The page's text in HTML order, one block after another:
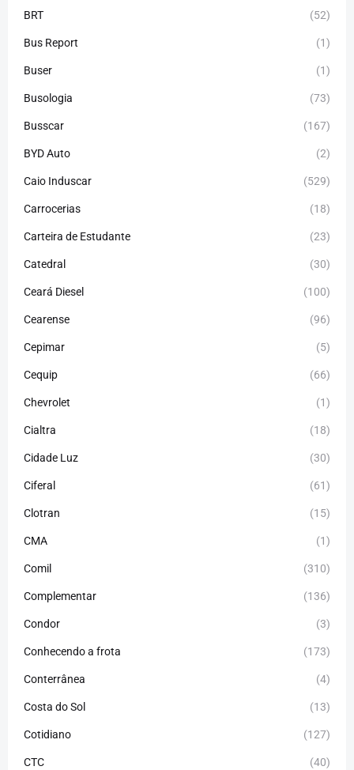
BRT (52)
Bus Report (1)
Buser (1)
Busologia (73)
Busscar (167)
BYD Auto (2)
Caio Induscar (529)
Carrocerias (18)
Carteira de Estudante (23)
Catedral (30)
Ceará Diesel (100)
Cearense (96)
Cepimar (5)
Cequip (66)
Chevrolet (1)
Cialtra (18)
Cidade Luz (30)
Ciferal (61)
Clotran (15)
CMA (1)
Comil (310)
Complementar (136)
Condor (3)
Conhecendo a frota (173)
Conterrânea (4)
Costa do Sol (13)
Cotidiano (127)
CTC (40)